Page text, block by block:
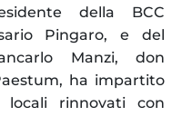
della BCC
Pingaro, e del
Manzi, don
ha impartito
locali rinnovati con